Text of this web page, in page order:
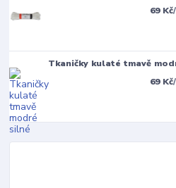
69 Kč/
Tkaničky kulaté tmavě
69 Kč/